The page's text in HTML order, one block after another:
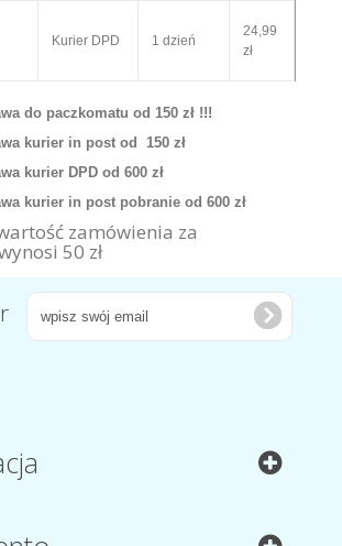
Kurier DPD 1 dzień
24,99
zł
do paczkomatu od 150 zł !!!
kurier in post od 150 zł
kurier DPD od 600 zł
kurier in post pobranie od 600 zł
zamówienia za
50 zł